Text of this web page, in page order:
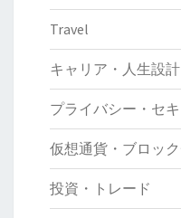
Travel
キャリア・人生設計
プライバシー・セ
仮想通貨・ブロッ
投資・トレード